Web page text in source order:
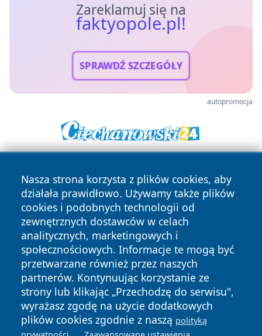
Zareklamuj się na
faktyopole.pl!
SPRAWDŹ SZCZEGÓŁY
autopromocja
Nasza strona korzysta z plików cookies, aby
działała prawidłowo. Używamy także plików
cookies i podobnych technologii od
zewnętrznych dostawców w celach
analitycznych, marketingowych i
społecznościowych. Informacje te mogą być
przetwarzane również przez naszych
partnerów. Kontynuując korzystanie ze
strony lub klikając „Przechodzę do serwisu",
wyrażasz zgodę na użycie dodatkowych
plików cookies zgodnie z naszą polityką
Copyright © 2026 faktyopole.pl Wszystkie prawa zastrzeżone.
News Autorzy
Polityka
Prywatności
Polityka
Cookies